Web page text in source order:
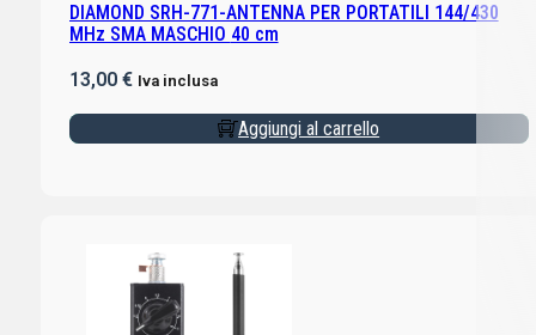
DIAMOND SRH-771-ANTENNA PER PORTATILI 144/430
MHz SMA MASCHIO 40 cm
13,00 € Iva inclusa
Aggiungi al carrello